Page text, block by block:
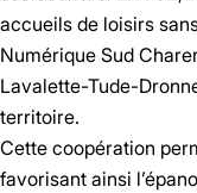
accueils de loisirs
Numérique Sud
Lavalette-Tude-
territoire.
Cette coopération
favorisant ainsi